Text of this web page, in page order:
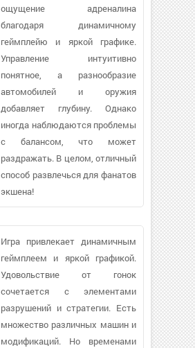
ощущение адреналина
благодаря динамичному
геймплейю и яркой графике.
Управление интуитивно
понятное, а разнообразие
автомобилей и оружия
добавляет глубину. Однако
иногда наблюдаются проблемы
с балансом, что может
раздражать. В целом, отличный
способ развлечься для фанатов
экшена!
Игра привлекает динамичным
геймплеем и яркой графикой.
Удовольствие от гонок
сочетается с элементами
разрушений и стратегии. Есть
множество различных машин и
модификаций. Но временами